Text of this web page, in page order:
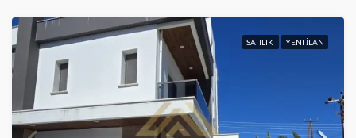
SATILIK YENI İLAN